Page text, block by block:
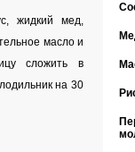
жидкий мед,
масло и
сложить в
на 30